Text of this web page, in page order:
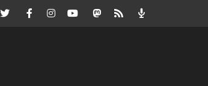
TwitterFacebookInstagramYoutubeMastodon.eus
RSS Podcast